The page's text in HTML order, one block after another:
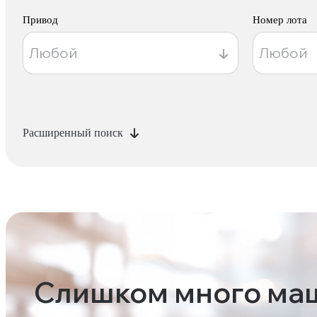
Привод Номер лота
Расширенный поиск
Слишком много